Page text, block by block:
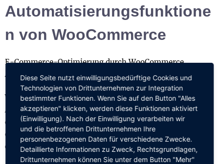
Automatisierungsfunktione
n von WooCommerce
E-Commerce-Optimierung durch WooCommerce
Automatisierungen 🛍️🔧
WooCommerce bietet eine Reihe von integrierten
Automatisierungsfunktionen, die es dir ermöglichen,
dein Online-Geschäft zu automatisieren und zu
optimieren. Hier sind einige der großartiges Funktionen
der Automatisierung:
Diese Seite nutzt einwilligungsbedürftige Cookies und
Technologien von Drittunternehmen zur Integration
bestimmter Funktionen. Wenn Sie auf den Button "Alles
akzeptieren" klicken, werden diese Funktionen aktiviert
(Einwilligung). Nach der Einwilligung verarbeiten wir
und die betroffenen Drittunternehmen Ihre
personenbezogenen Daten für verschiedene Zwecke.
Detaillierte Informationen zu Zweck, Rechtsgrundlagen,
Drittunternehmen können Sie unter dem Button "Mehr"